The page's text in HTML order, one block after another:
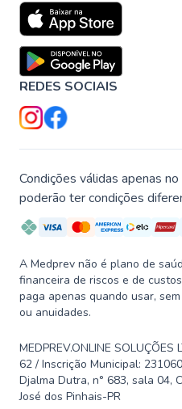
REDES SOCIAIS
Condições válidas apenas
poderão ter condições
A Medprev não é plano de
financeira de riscos e de
paga apenas quando usar,
ou anuidades.
MEDPREV.ONLINE
62 / Inscrição Municipal:
Djalma Dutra, n° 683, sala 04,
José dos Pinhais-PR